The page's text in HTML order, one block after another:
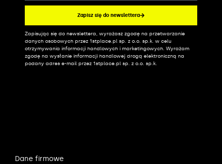
Zapisz się do newslettera
Alternative:
Zapisując się do newslettera, wyrażasz zgodę na przetwarzanie
danych osobowych przez 1stplace.pl sp. z o.o. sp.k. w celu
otrzymywania informacji handlowych i marketingowych. Wyrażam
zgodę na wysłanie informacji handlowej drogą elektroniczną na
podany adres e-mail przez 1stplace.pl sp. z o.o. sp.k.
Dane firmowe